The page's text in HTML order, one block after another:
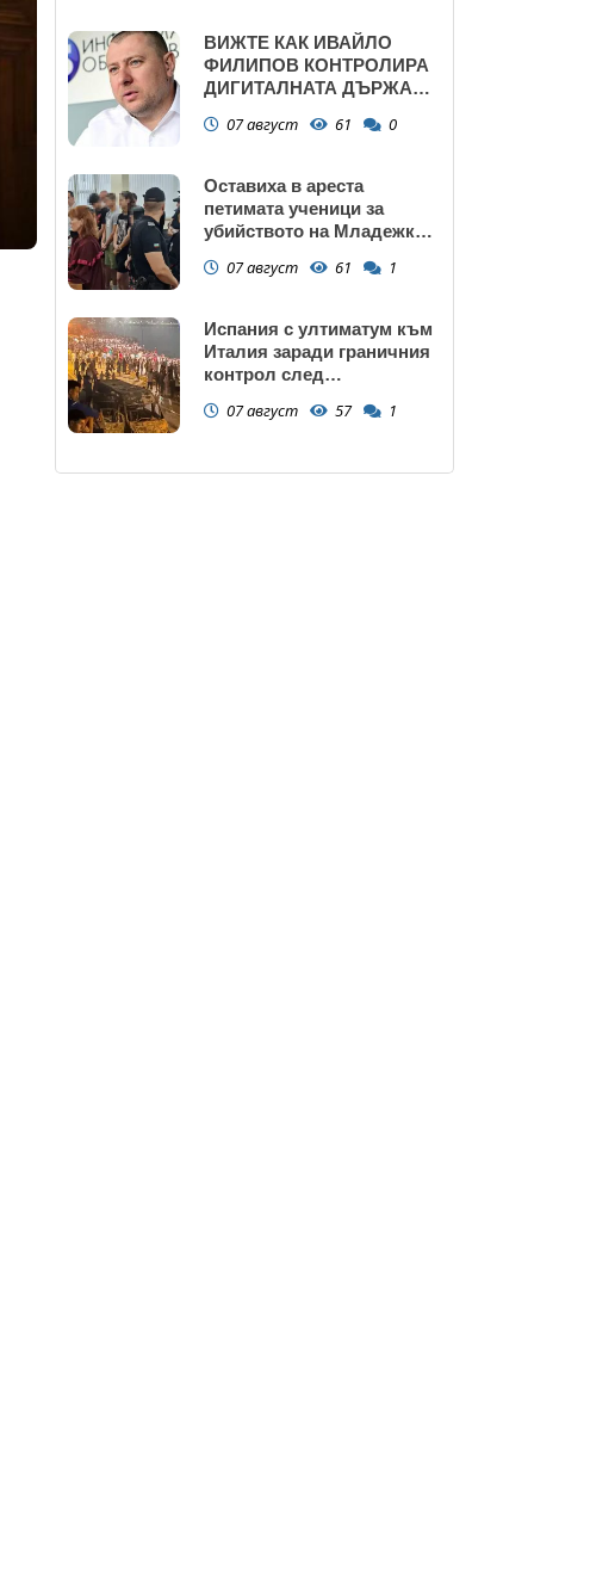
ВИЖТЕ КАК ИВАЙЛО
ФИЛИПОВ КОНТРОЛИРА
ДИГИТАЛНАТА ДЪРЖАВА
ПРАВИТЕЛСТВОТО?
07 август 61 0
Оставиха в ареста
петимата ученици за
убийството на Младежкия
час, гаврили се с него и го
07 август 61 1
Испания с ултиматум към
Италия заради граничния
контрол след
07 август 57 1